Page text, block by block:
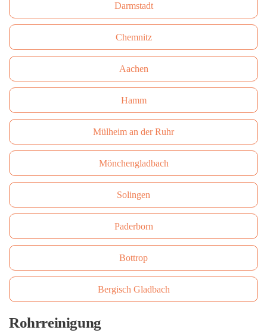
Darmstadt
Сhemnitz
Aachen
Hamm
Mülheim an der Ruhr
Mönchengladbach
Solingen
Paderborn
Bottrop
Bergisch Gladbach
Rohrreinigung